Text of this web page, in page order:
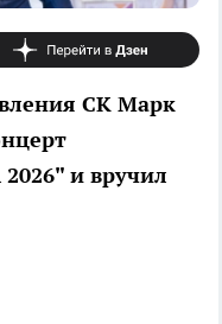
СК Марк
и вручил